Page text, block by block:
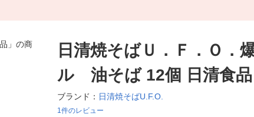
日清焼そばＵ．Ｆ．Ｏ．
ル 油そば 12個 日清食品
ブランド： 日清焼そばU.F.O.
1件のレビュー